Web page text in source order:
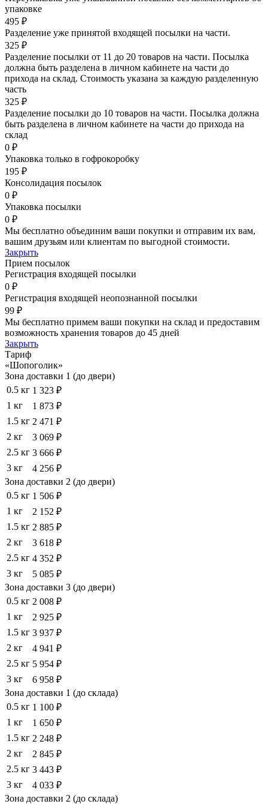
упаковке
495 ₽
Разделение уже принятой входящей посылки на части.
325 ₽
Разделение посылки от 11 до 20 товаров на части. Посылка
должна быть разделена в личном кабинете на части до
прихода на склад. Стоимость указана за каждую разделенную
часть
325 ₽
Разделение посылки до 10 товаров на части. Посылка должна
быть разделена в личном кабинете на части до прихода на
склад
0 ₽
Упаковка только в гофрокоробку
195 ₽
Консолидация посылок
0 ₽
Упаковка посылки
0 ₽
Мы бесплатно объединим ваши покупки и отправим их вам,
вашим друзьям или клиентам по выгодной стоимости.
Закрыть
Прием посылок
Регистрация входящей посылки
0 ₽
Регистрация входящей неопознанной посылки
99 ₽
Мы бесплатно примем ваши покупки на склад и предоставим
возможность хранения товаров до 45 дней
Закрыть
Тариф
«Шопоголик»
Зона доставки 1 (до двери)
0.5 кг 1 323 ₽
1 кг
1 873 ₽
1.5 кг 2 471 ₽
2 кг
3 069 ₽
2.5 кг 3 666 ₽
3 кг
4 256 ₽
Зона доставки 2 (до двери)
0.5 кг 1 506 ₽
1 кг
2 152 ₽
1.5 кг 2 885 ₽
2 кг
3 618 ₽
2.5 кг 4 352 ₽
3 кг
5 085 ₽
Зона доставки 3 (до двери)
0.5 кг 2 008 ₽
1 кг
2 925 ₽
1.5 кг 3 937 ₽
2 кг
4 941 ₽
2.5 кг 5 954 ₽
3 кг
6 958 ₽
Зона доставки 1 (до склада)
0.5 кг 1 100 ₽
1 кг
1 650 ₽
1.5 кг 2 248 ₽
2 кг
2 845 ₽
2.5 кг 3 443 ₽
3 кг
4 033 ₽
Зона доставки 2 (до склада)